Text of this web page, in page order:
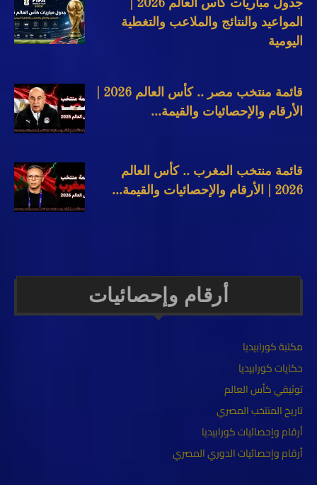
المواعيد والنتائج والملاعب والتغطية
اليومية
الأرقام والإحصائيات والقيمة...
قائمة منتخب المغرب .. كأس العالم
2026 | الأرقام والإحصائيات والقيمة...
أرقام وإحصائيات
مكتبة كورابيديا
حكايات كورابيديا
توثيقي كأس العالم
تاريخ المنتخب المصري
أرقام وإحصائيات كورابيديا
أرقام وإحصائيات الدوري المصري